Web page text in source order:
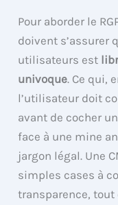
Pour aborder le
doivent s’assurer
utilisateurs est
univoque. Ce qui,
l’utilisateur doit
avant de cocher
face à une mine
jargon légal. Une
simples cases à
transparence,